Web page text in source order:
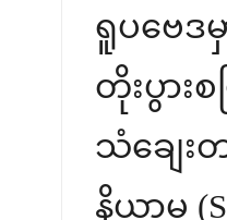
ရူပဗေဒ
တိုးပွား
သံချေး
နိယာမ